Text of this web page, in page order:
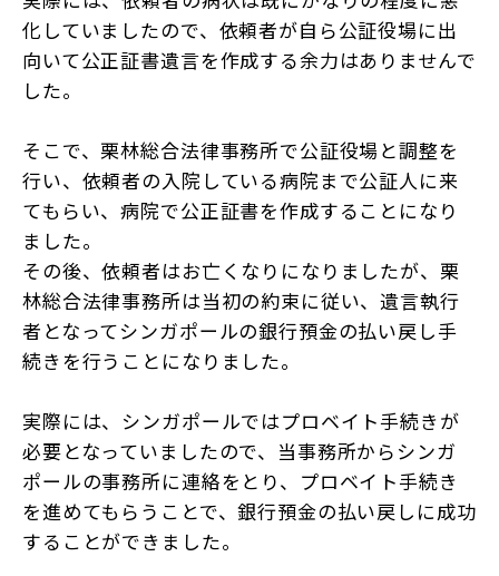
化していましたので、依頼者が自ら公証役場に出
向いて公正証書遺言を作成する余力はありませんで
した。
そこで、栗林総合法律事務所で公証役場と調整を
行い、依頼者の入院している病院まで公証人に来
てもらい、病院で公正証書を作成することになり
ました。
その後、依頼者はお亡くなりになりましたが、栗
林総合法律事務所は当初の約束に従い、遺言執行
者となってシンガポールの銀行預金の払い戻し手
続きを行うことになりました。
実際には、シンガポールではプロベイト手続きが
必要となっていましたので、当事務所からシンガ
ポールの事務所に連絡をとり、プロベイト手続き
を進めてもらうことで、銀行預金の払い戻しに成功
することができました。